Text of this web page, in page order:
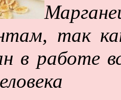
так
в работе